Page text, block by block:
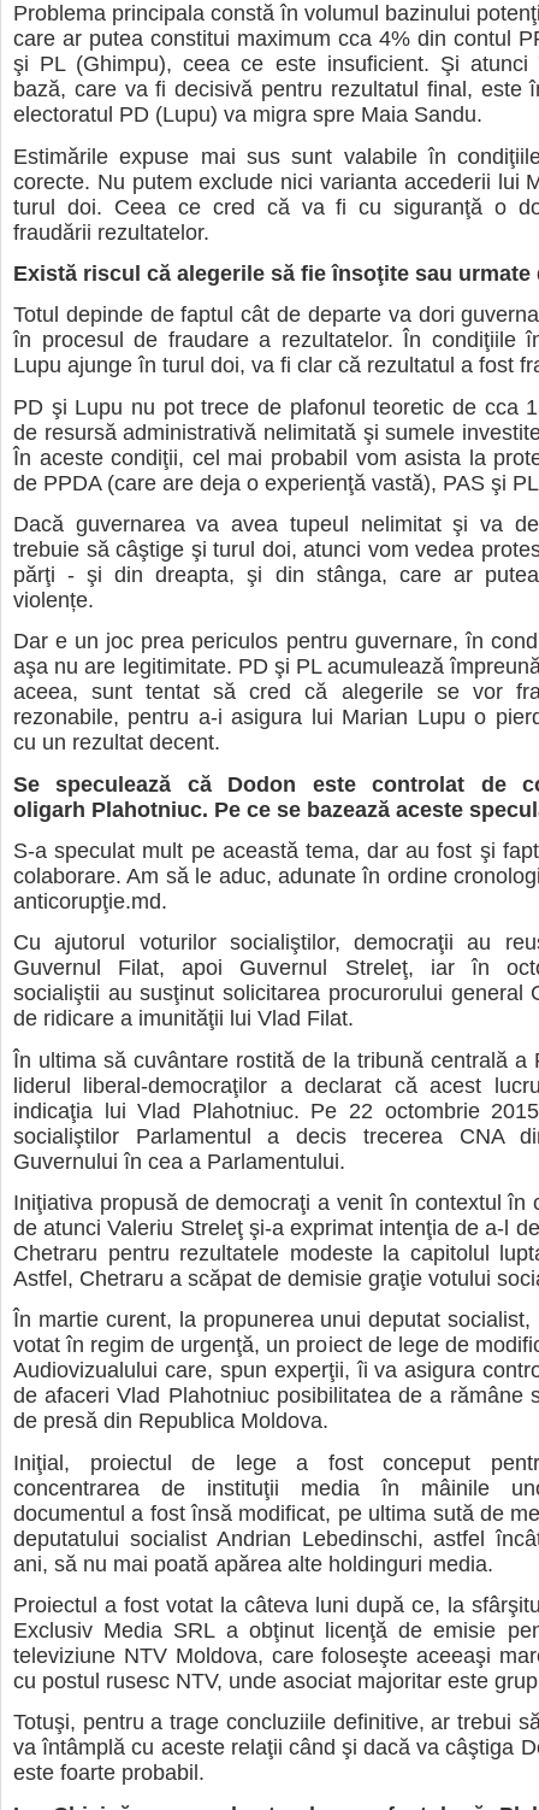
Problema principala constă în volumul bazinului
care ar putea constitui maximum cca 4% din contul
şi PL (Ghimpu), ceea ce este insuficient. Şi atunci
bază, care va fi decisivă pentru rezultatul final, este
electoratul PD (Lupu) va migra spre Maia Sandu.
Estimările expuse mai sus sunt valabile în
corecte. Nu putem exclude nici varianta accederii lui
turul doi. Ceea ce cred că va fi cu siguranţă o
fraudării rezultatelor.
Există riscul că alegerile să fie însoţite sau urmate
Totul depinde de faptul cât de departe va dori
în procesul de fraudare a rezultatelor. În condiţiile
Lupu ajunge în turul doi, va fi clar că rezultatul a fost
PD şi Lupu nu pot trece de plafonul teoretic de cca
de resursă administrativă nelimitată şi sumele
În aceste condiţii, cel mai probabil vom asista la
de PPDA (care are deja o experienţă vastă), PAS şi
Dacă guvernarea va avea tupeul nelimitat şi va
trebuie să câştige şi turul doi, atunci vom vedea
părţi - şi din dreapta, şi din stânga, care ar
violențe.
Dar e un joc prea periculos pentru guvernare, în
aşa nu are legitimitate. PD şi PL acumulează
aceea, sunt tentat să cred că alegerile se vor
rezonabile, pentru a-i asigura lui Marian Lupu o
cu un rezultat decent.
Se speculează că Dodon este controlat de
oligarh Plahotniuc. Pe ce se bazează aceste
S-a speculat mult pe această tema, dar au fost şi
colaborare. Am să le aduc, adunate în ordine
anticorupţie.md.
Cu ajutorul voturilor socialiştilor, democraţii au
Guvernul Filat, apoi Guvernul Streleţ, iar în
socialiştii au susţinut solicitarea procurorului general
de ridicare a imunităţii lui Vlad Filat.
În ultima să cuvântare rostită de la tribună centrală a
liderul liberal-democraţilor a declarat că acest
indicaţia lui Vlad Plahotniuc. Pe 22 octombrie
socialiştilor Parlamentul a decis trecerea CNA
Guvernului în cea a Parlamentului.
Iniţiativa propusă de democraţi a venit în contextul în
de atunci Valeriu Streleţ şi-a exprimat intenţia de a-l
Chetraru pentru rezultatele modeste la capitolul
Astfel, Chetraru a scăpat de demisie graţie votului
În martie curent, la propunerea unui deputat socialist,
votat în regim de urgenţă, un proiect de lege de
Audiovizualului care, spun experţii, îi va asigura
de afaceri Vlad Plahotniuc posibilitatea de a rămâne
de presă din Republica Moldova.
Iniţial, proiectul de lege a fost conceput
concentrarea de instituţii media în mâinile
documentul a fost însă modificat, pe ultima sută de
deputatului socialist Andrian Lebedinschi, astfel
ani, să nu mai poată apărea alte holdinguri media.
Proiectul a fost votat la câteva luni după ce, la
Exclusiv Media SRL a obţinut licenţă de emisie
televiziune NTV Moldova, care foloseşte aceeaşi
cu postul rusesc NTV, unde asociat majoritar este
Totuşi, pentru a trage concluziile definitive, ar trebui
va întâmplă cu aceste relaţii când şi dacă va câştiga
este foarte probabil.